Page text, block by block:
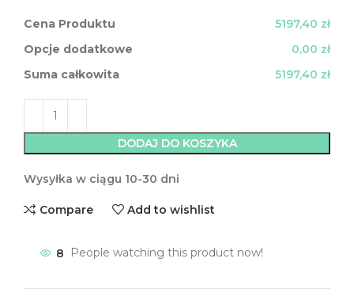
Cena Produktu
5197,40 zł
Opcje dodatkowe
0,00 zł
Suma całkowita
5197,40 zł
DODAJ DO KOSZYKA
Wysyłka w ciągu 10-30 dni
Compare Add to wishlist
8 People watching this product now!